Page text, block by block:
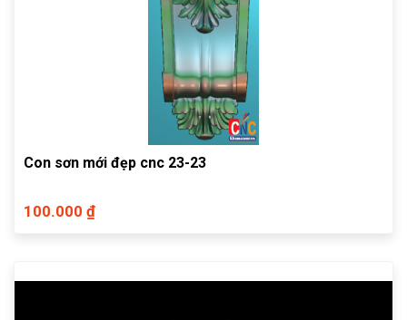
Con sơn mới đẹp cnc 23-23
100.000 ₫